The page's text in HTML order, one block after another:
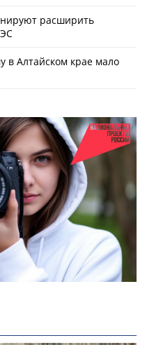
расширить
в Алтайском крае мало